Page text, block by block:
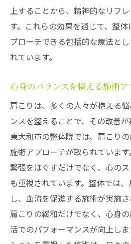
上することから、精神的なリフ
す。これらの効果を通じて、整
プローチできる包括的な療法と
れています。
心身のバランスを整える施術ア
肩こりは、多くの人々が抱える
ンスを整えることで、その改善
東大和市の整体院では、肩こり
施術アプローチが取られていま
緊張をほぐすだけでなく、心の
も重視されています。整体では
し、血流を促進する施術が実施さ
肩こりの緩和だけでなく、心身
活でのパフォーマンスが向上し